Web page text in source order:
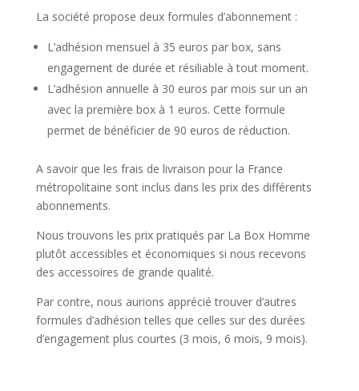
La société propose deux formules d’abonnement :
L’adhésion mensuel à 35 euros par box, sans
engagement de durée et résiliable à tout moment.
L’adhésion annuelle à 30 euros par mois sur un an
avec la première box à 1 euros. Cette formule
permet de bénéficier de 90 euros de réduction.
A savoir que les frais de livraison pour la France
métropolitaine sont inclus dans les prix des différents
abonnements.
Nous trouvons les prix pratiqués par La Box Homme
plutôt accessibles et économiques si nous recevons
des accessoires de grande qualité.
Par contre, nous aurions apprécié trouver d’autres
formules d’adhésion telles que celles sur des durées
d’engagement plus courtes (3 mois, 6 mois, 9 mois).